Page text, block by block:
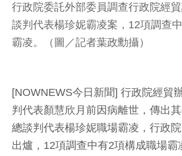
行政院委託外部委員調查行政院經
談判代表楊珍妮霸凌案，12項調查
霸凌。（圖／記者葉政勳攝）
[NOWNEWS今日新聞] 行政院經貿
判代表顏慧欣月前因病離世，傳出
總談判代表楊珍妮職場霸凌，行政
出爐，12項調查中有2項構成職場霸